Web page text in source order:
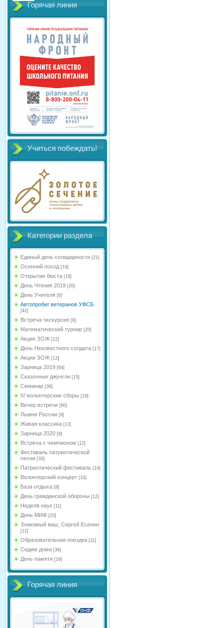
Горячая линия
Учиться побеждать!
Категории раздела
Единый день солидарности [21]
Осенний поход [19]
Открытие бюста [18]
День Чтения 2019 [20]
День Учителя [6]
Автопробег ветеранов УФСБ
[42]
Встреча-экскурсия [6]
Математический турнир [20]
Акция ЗОЖ [12]
День Неизвестного солдата [17]
Акции ЗОЖ [12]
Зарница 2019 [64]
Сказочные джунгли [15]
Семинар [36]
IV волонтерские сборы [19]
Вечер встречи [60]
Лыжня России [9]
Живая классика [13]
Зарница 2020 [9]
Встреча с чемпионом [12]
Фестиваль патриотической
песни [33]
Патриотический фестиваль [14]
Волонтерский концерт [14]
База отдыха [8]
День гражданской обороны [12]
Неделя наук [11]
День МИФ [23]
Знакомый ваш, Сергей Есенин
[12]
Образовательная поездка [11]
Сидим дома [36]
День памяти [19]
Горячая линия